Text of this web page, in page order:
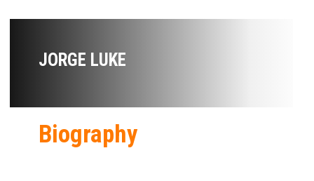
JORGE LUKE
Biography